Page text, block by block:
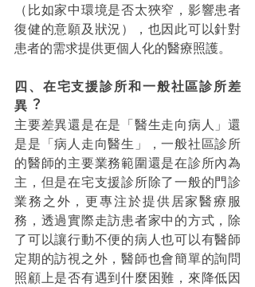
（比如家中環境是否太狹窄，影響患者
復健的意願及狀況），也因此可以針對
患者的需求提供更個人化的醫療照護。
四、在宅⽀援診所和⼀般社區診所差
異︖
主要差異還是在是「醫生走向病人」還
是是「病人走向醫生」，一般社區診所
的醫師的主要業務範圍還是在診所內為
主，但是在宅支援診所除了一般的門診
業務之外，更專注於提供居家醫療服
務，透過實際走訪患者家中的方式，除
了可以讓行動不便的病人也可以有醫師
定期的訪視之外，醫師也會簡單的詢問
照顧上是否有遇到什麼困難，來降低因